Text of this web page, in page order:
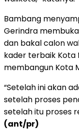
Bambang
Gerindra
dan bakal calon
kader terbaik Kota
membangun Kota
“Setelah ini akan
setelah proses
setelah itu proses
(ant/pr)